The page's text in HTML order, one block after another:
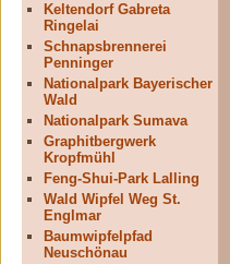
Keltendorf Gabreta
Ringelai
Schnapsbrennerei
Penninger
Nationalpark Bayerischer
Wald
Nationalpark Sumava
Graphitbergwerk
Kropfmühl
Feng-Shui-Park Lalling
Wald Wipfel Weg St.
Englmar
Baumwipfelpfad
Neuschönau